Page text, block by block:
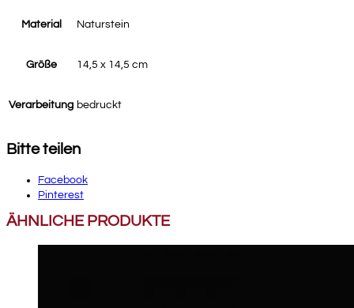
Material Naturstein
Größe 14,5 x 14,5 cm
Verarbeitung bedruckt
Bitte teilen
Facebook
Pinterest
ÄHNLICHE PRODUKTE